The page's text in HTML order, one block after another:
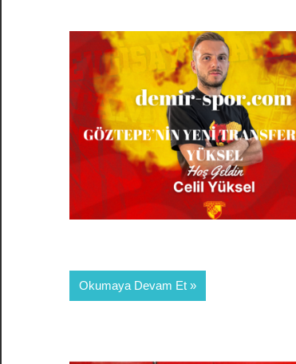
Okumaya Devam Et